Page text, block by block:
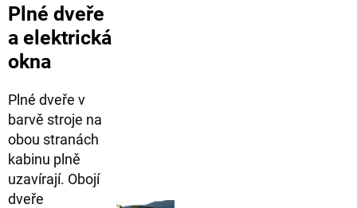
Plné dveře
a elektrická
okna
Plné dveře v
barvě stroje na
obou stranách
kabinu plně
uzavírají. Obojí
dveře